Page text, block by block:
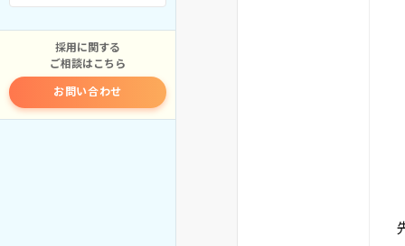
採用に関する
ご相談はこちら
お問い合わせ